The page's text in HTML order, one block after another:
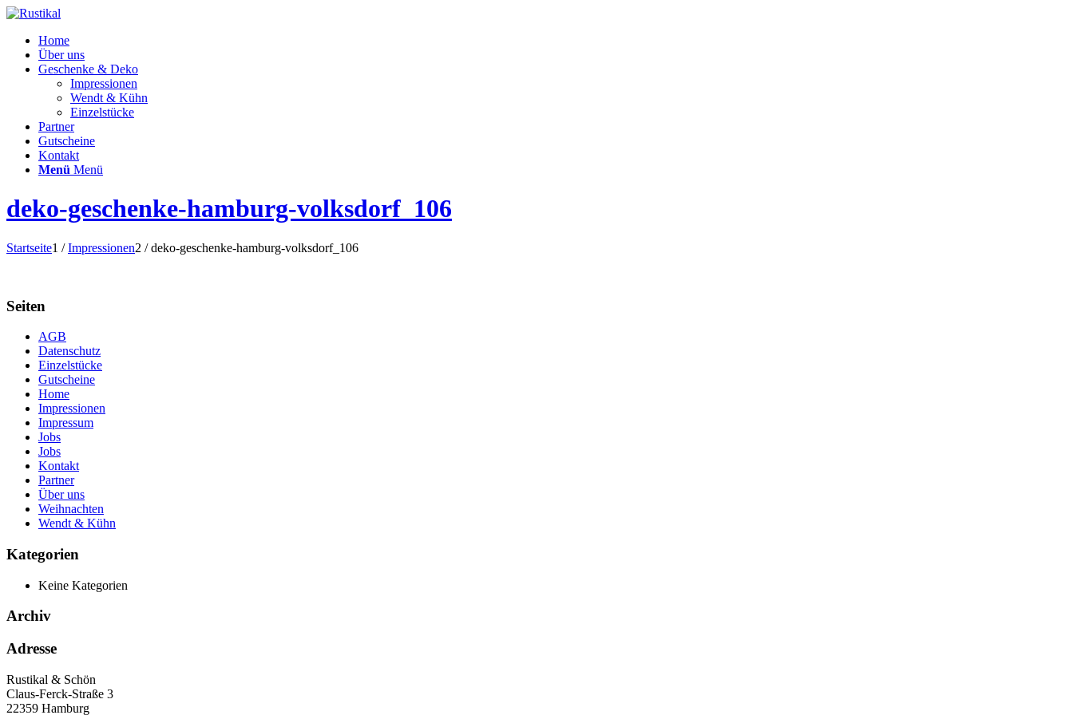
Home
Über uns
Geschenke & Deko
Impressionen
Wendt & Kühn
Einzelstücke
Partner
Gutscheine
Kontakt
Menü Menü
deko-geschenke-hamburg-volksdorf_106
Startseite1 / Impressionen2 / deko-geschenke-hamburg-volksdorf_106
Seiten
AGB
Datenschutz
Einzelstücke
Gutscheine
Home
Impressionen
Impressum
Jobs
Jobs
Kontakt
Partner
Über uns
Weihnachten
Wendt & Kühn
Kategorien
Keine Kategorien
Archiv
Adresse
Rustikal & Schön
Claus-Ferck-Straße 3
22359 Hamburg